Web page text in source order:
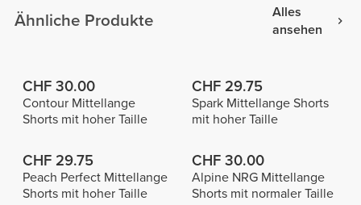
Ähnliche Produkte
Alles
ansehen
CHF 30.00
Contour Mittellange
Shorts mit hoher Taille
CHF 29.75
Spark Mittellange Shorts
mit hoher Taille
CHF 29.75
Peach Perfect Mittellange
Shorts mit hoher Taille
CHF 30.00
Alpine NRG Mittellange
Shorts mit normaler Taille